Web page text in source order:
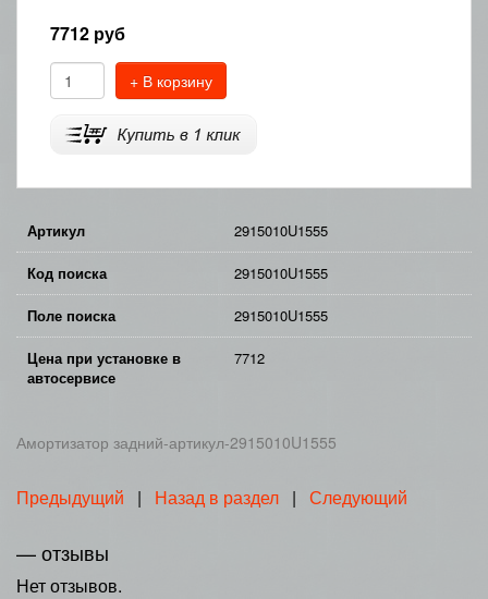
7712 руб
+ В корзину
Артикул 2915010U1555
Код поиска 2915010U1555
Поле поиска 2915010U1555
Цена при установке в
автосервисе
7712
Амортизатор задний-артикул-2915010U1555
Предыдущий | Назад в раздел | Следующий
— отзывы
Нет отзывов.